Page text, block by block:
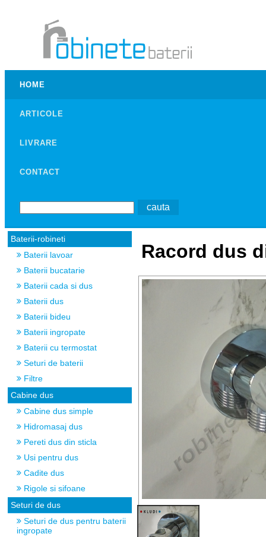
HOME
ARTICOLE
LIVRARE
CONTACT
Baterii-robineti
Baterii lavoar
Baterii bucatarie
Baterii cada si dus
Baterii dus
Baterii bideu
Baterii ingropate
Baterii cu termostat
Seturi de baterii
Filtre
Cabine dus
Cabine dus simple
Hidromasaj dus
Pereti dus din sticla
Usi pentru dus
Cadite dus
Rigole si sifoane
Seturi de dus
Seturi de dus pentru baterii
ingropate
Racord dus